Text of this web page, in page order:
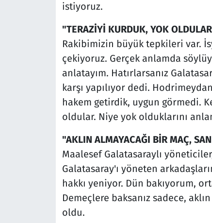
istiyoruz.
"TERAZİYİ KURDUK, YOK
Rakibimizin büyük tepkileri var.
çekiyoruz. Gerçek anlamda
anlatayım. Hatırlarsanız
karşı yapılıyor dedi.
hakem getirdik, uygun görmedi.
oldular. Niye yok olduklarını
"AKLIN ALMAYACAĞI BİR MAÇ,
Maalesef Galatasaraylı
Galatasaray'ı yöneten
hakkı yeniyor. Dün bakıyorum,
Demeçlere baksanız sadece,
oldu.